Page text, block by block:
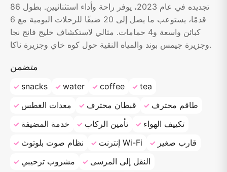
تجديده في عام 2023، يوفر راحة وأداء استثنائيين. بطول 86
قدمًا، يستوعب ما يصل إلى 20 ضيفًا للرحلات اليومية مع 6
كبائن واسعة و4 حمامات. مثالي لاستكشاف خليج فانج نجا
وجزيرة جيمس بوند والمياه النقية حول كوه خاي وجزيرة ناكا.
متضمن
snacks water coffee
tea
معدات الغطس
قبطان محترف
طاقم محترف
خدمة المضيفة
تأمين الركاب
تكييف الهواء
نظام صوت بلوتوث
إنترنت Wi-Fi
قارب صغير
مشروب ترحيبي
النقل إلى المرسى